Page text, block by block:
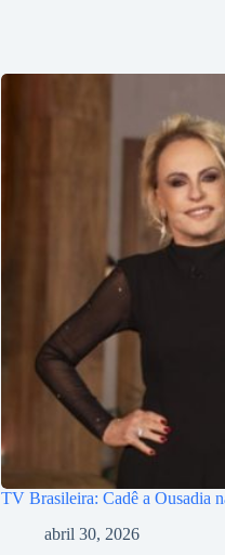
TV Brasileira: Cadê a Ousadia
abril 30, 2026